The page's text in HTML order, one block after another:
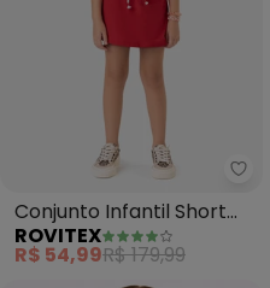
Conjunto Infantil Short
Saia e Blusa (Bege)
ROVITEX
R$ 54,99R$ 179,99